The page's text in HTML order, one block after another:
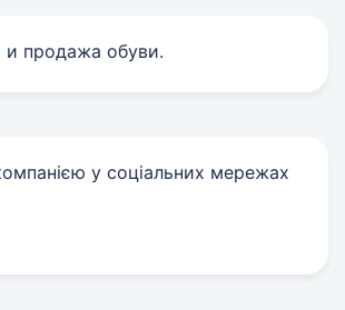
и продажа обуви.
у соціальних мережах
link
share link